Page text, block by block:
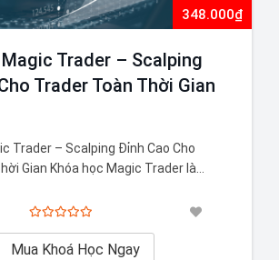
348.000₫
Trader – Scalping
Trader Toàn Thời Gian
Trader – Scalping Đỉnh Cao Cho
Gian Khóa học Magic Trader là
cho các trader toàn thời gian. Với
Mua Khoá Học Ngay